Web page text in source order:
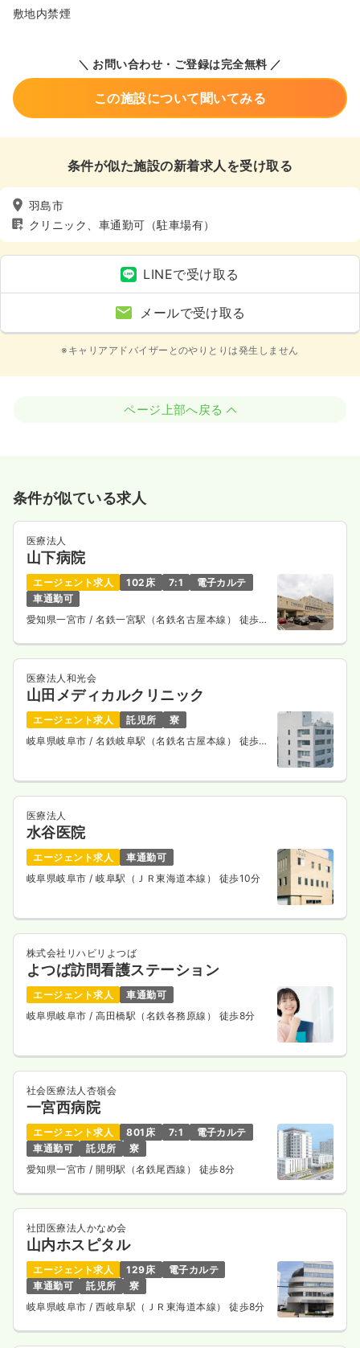
敷地内禁煙
＼ お問い合わせ・ご登録は完全無料 ／
この施設について聞いてみる
条件が似た施設の新着求人を受け取る
羽島市
クリニック、車通勤可（駐車場有）
LINEで受け取る
メールで受け取る
※キャリアアドバイザーとのやりとりは発生しません
ページ上部へ戻る
条件が似ている求人
医療法人
山下病院
エージェント求人 102床 7:1
電子カルテ
車通勤可
愛知県一宮市/ 名鉄一宮駅（名鉄名古屋本線） 徒歩
医療法人和光会
山田メディカルクリニック
エージェント求人 託児所
寮
岐阜県岐阜市 / 名鉄岐阜駅（名鉄名古屋本線） 徒歩6
医療法人
水谷医院
エージェント求人
車通勤可
岐阜県岐阜市 / 岐阜駅（ＪＲ東海道本線） 徒歩10分
株式会社リハビリよつば
よつば訪問看護ステーション
エージェント求人
車通勤可
岐阜県岐阜市 / 高田橋駅（名鉄各務原線） 徒歩8分
社会医療法人杏嶺会
一宮西病院
エージェント求人 801床 7:1
電子カルテ
車通勤可
託児所
寮
愛知県一宮市/ 開明駅（名鉄尾西線） 徒歩8分
社団医療法人かなめ会
山内ホスピタル
エージェント求人 129床
電子カルテ
車通勤可
託児所
寮
岐阜県岐阜市/ 西岐阜駅（ＪＲ東海道本線） 徒歩8分